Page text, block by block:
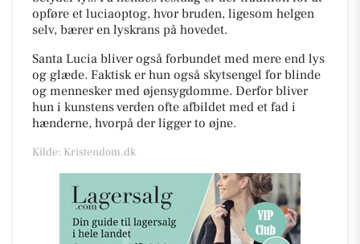
opføre et luciaoptog, hvor bruden, ligesom helgen
selv, bærer en lyskrans på hovedet.
Santa Lucia bliver også forbundet med mere end lys
og glæde. Faktisk er hun også skytsengel for blinde
og mennesker med øjensygdomme. Derfor bliver
hun i kunstens verden ofte afbildet med et fad i
hænderne, hvorpå der ligger to øjne.
Kilde: Kristendom.dk